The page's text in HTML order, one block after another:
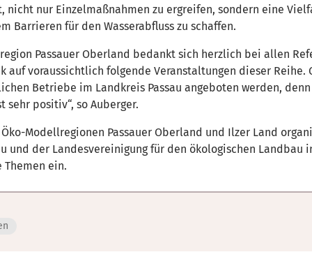
nur Einzelmaßnahmen zu ergreifen, sondern eine
Barrieren für den Wasserabfluss zu schaffen.
Passauer Oberland bedankt sich herzlich bei allen
auf voraussichtlich folgende Veranstaltungen dieser Reihe.
Betriebe im Landkreis Passau angeboten werden,
positiv“, so Auberger.
Modellregionen Passauer Oberland und Ilzer Land
und der Landesvereinigung für den ökologischen Landbau
ein.